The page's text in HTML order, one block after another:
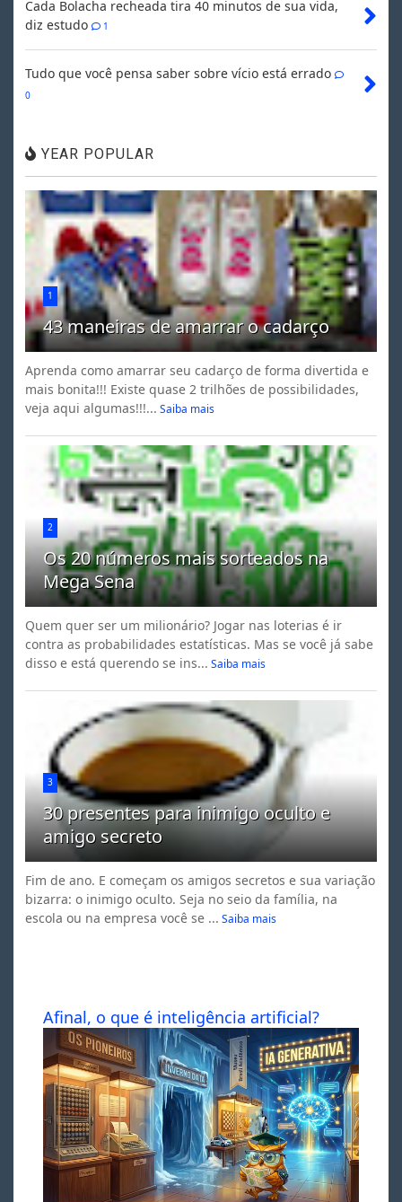
Cada Bolacha recheada tira 40 minutos de sua vida,
diz estudo
1
Tudo que você pensa saber sobre vício está errado
0
YEAR POPULAR
1
43 maneiras de amarrar o cadarço
Aprenda como amarrar seu cadarço de forma divertida e
mais bonita!!! Existe quase 2 trilhões de possibilidades,
veja aqui algumas!!!... Saiba mais
2
Os 20 números mais sorteados na
Mega Sena
Quem quer ser um milionário? Jogar nas loterias é ir
contra as probabilidades estatísticas. Mas se você já sabe
disso e está querendo se ins... Saiba mais
3
30 presentes para inimigo oculto e
amigo secreto
Fim de ano. E começam os amigos secretos e sua variação
bizarra: o inimigo oculto. Seja no seio da família, na
escola ou na empresa você se ... Saiba mais
Afinal, o que é inteligência artificial?